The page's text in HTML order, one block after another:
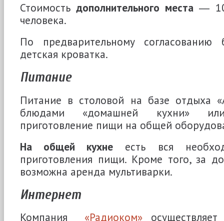
Стоимостьдополнительного места―
человека.
По предварительному согласованию
детская кроватка.
Питание
Питание в столовой на базе отдыха
блюдами «домашней кухни» или
приготовление пищи на общей
На общей кухне есть вся
приготовления пищи. Кроме того, за
возможна аренда мультиварки.
Интернет
Компания «Радиоком»